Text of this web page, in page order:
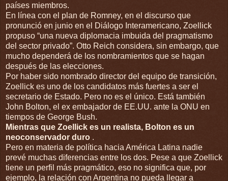
países miembros.
En línea con el plan de Romney, en el discurso que
pronunció en junio en el Diálogo Interamericano, Zoellick
propuso “una nueva diplomacia imbuida del pragmatismo
del sector privado”. Otto Reich considera, sin embargo, que
mucho dependerá de los nombramientos que se hagan
después de las elecciones.
Por haber sido nombrado director del equipo de transición,
Zoellick es uno de los candidatos más fuertes a ser el
secretario de Estado. Pero no es el único. Está también
John Bolton, el ex embajador de EE.UU. ante la ONU en
tiempos de George Bush.
Mientras que Zoellick es un realista, Bolton es un
neoconservador duro .
Pero en materia de política hacia América Latina nadie
prevé muchas diferencias entre los dos. Pese a que Zoellick
tiene un perfil más pragmático, eso no significa que, por
ejemplo, la relación con Argentina no pueda llegar a